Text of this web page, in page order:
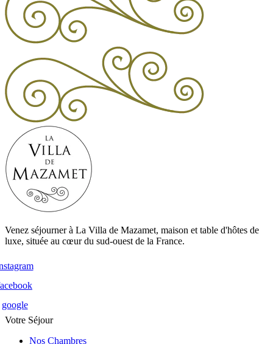
Venez séjourner à La Villa de Mazamet, maison et table d'hôtes de
luxe, située au cœur du sud-ouest de la France.
google
Votre Séjour
Nos Chambres